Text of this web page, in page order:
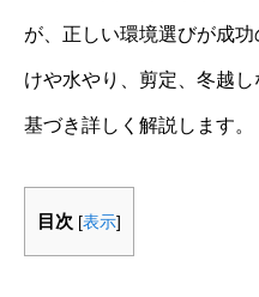
が、正しい環境選びが成
けや水やり、剪定、冬越
基づき詳しく解説します。
目次 [表示]